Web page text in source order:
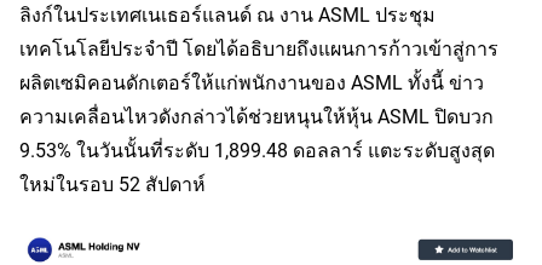
ลิงก์ในประเทศเนเธอร์แลนด์ ณ งาน ASML ประชุม
เทคโนโลยีประจำปี โดยได้อธิบายถึงแผนการก้าวเข้าสู่การ
ผลิตเซมิคอนดักเตอร์ให้แก่พนักงานของ ASML ทั้งนี้ ข่าว
ความเคลื่อนไหวดังกล่าวได้ช่วยหนุนให้หุ้น ASML ปิดบวก
9.53% ในวันนั้นที่ระดับ 1,899.48 ดอลลาร์ แตะระดับสูงสุด
ใหม่ในรอบ 52 สัปดาห์